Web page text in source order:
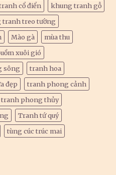
cổ điển
khung tranh gỗ
tranh treo tường
Mào gà
mùa thu
xuôi gió
sông
tranh hoa
đẹp
tranh phong cảnh
tranh phong thủy
Tranh tứ quý
tùng cúc trúc mai